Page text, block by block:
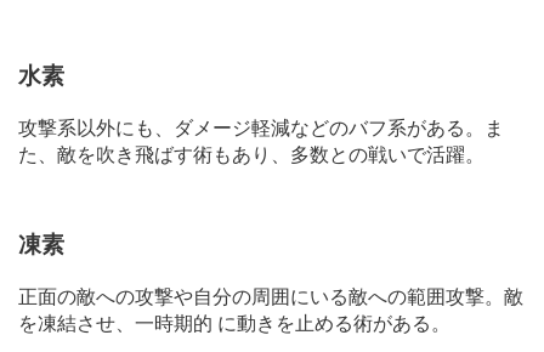
水素
攻撃系以外にも、ダメージ軽減などのバフ系がある。ま
た、敵を吹き飛ばす術もあり、多数との戦いで活躍。
凍素
正面の敵への攻撃や自分の周囲にいる敵への範囲攻撃。敵
を凍結させ、一時期的 に動きを止める術がある。